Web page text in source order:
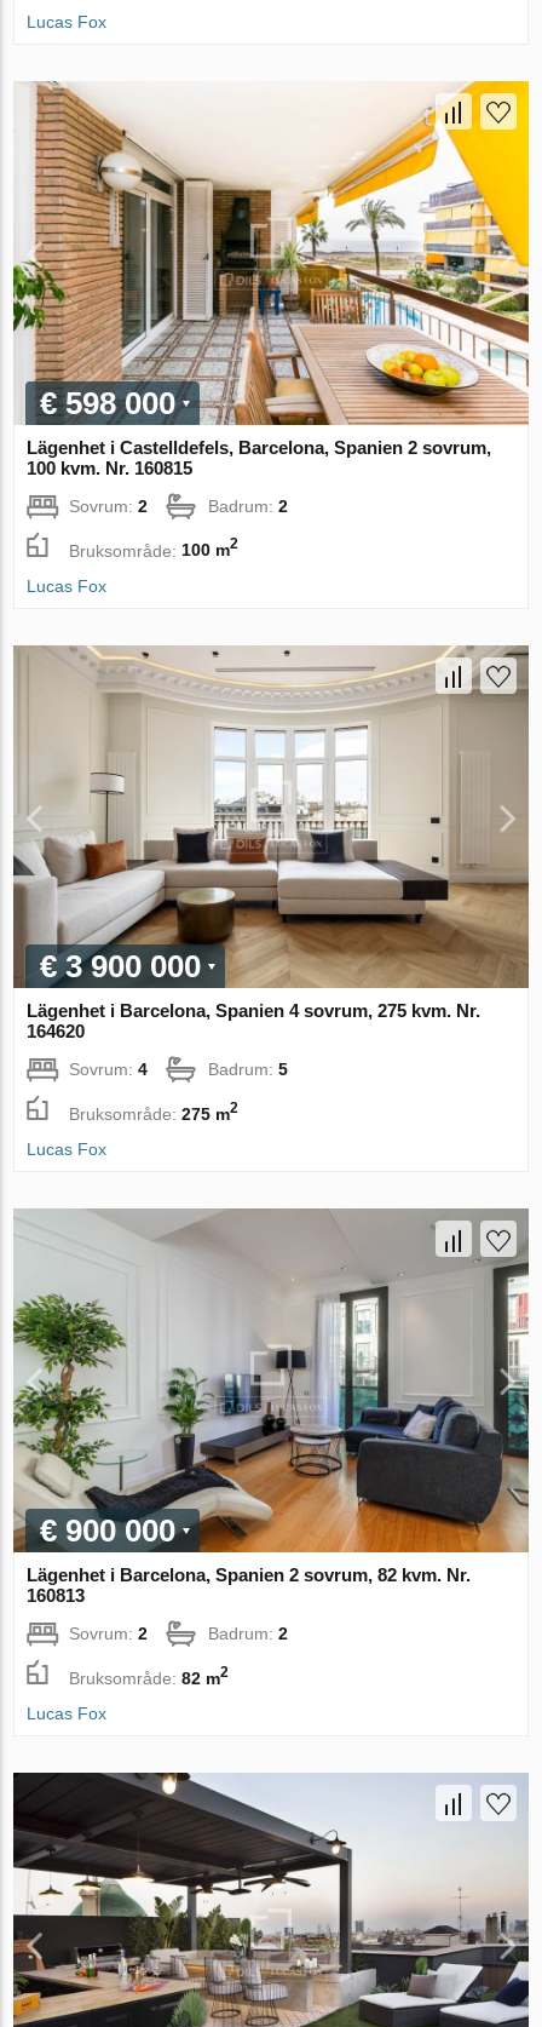
Lucas Fox
€ 598 000
Lägenhet i Castelldefels, Barcelona, Spanien 2 sovrum,
100 kvm. Nr. 160815
Sovrum:2 Badrum:2
Bruksområde:100 m2
Lucas Fox
€ 3 900 000
Lägenhet i Barcelona, Spanien 4 sovrum, 275 kvm. Nr.
164620
Sovrum:4 Badrum:5
Bruksområde:275 m2
Lucas Fox
€ 900 000
Lägenhet i Barcelona, Spanien 2 sovrum, 82 kvm. Nr.
160813
Sovrum:2 Badrum:2
Bruksområde:82 m2
Lucas Fox